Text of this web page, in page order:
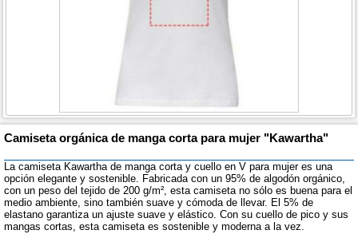
Camiseta orgánica de manga corta para mujer "Kawartha"
La camiseta Kawartha de manga corta y cuello en V para mujer es una
opción elegante y sostenible. Fabricada con un 95% de algodón orgánico,
con un peso del tejido de 200 g/m², esta camiseta no sólo es buena para el
medio ambiente, sino también suave y cómoda de llevar. El 5% de
elastano garantiza un ajuste suave y elástico. Con su cuello de pico y sus
mangas cortas, esta camiseta es sostenible y moderna a la vez.